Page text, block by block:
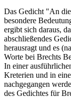
Das Gedicht "An
besondere
ergibt sich daraus,
abschließendes
herausragt und es
Worte bei Brechts
In einer
Kreterien und in
nachgegangen
des Gedichtes für